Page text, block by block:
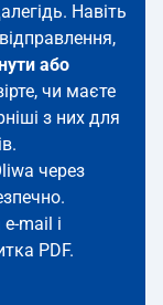
Навіть
або
чи маєте
з них для
через
mail і
PDF.